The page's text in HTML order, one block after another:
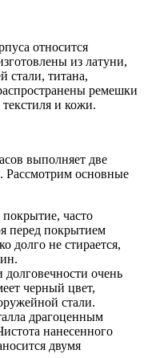
относится
из латуни,
стали, титана,
ремешки
и кожи.
выполняет две
основные
часто
перед покрытием
долго не стирается,
очень
черный цвет,
стали.
драгоценным
нанесенного
двумя